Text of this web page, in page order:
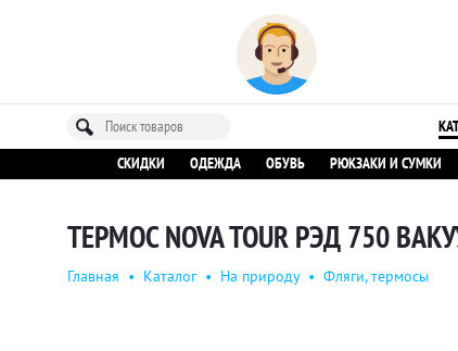
СКИДКИ
ОДЕЖДА ОБУВЬ РЮКЗАКИ И СУМКИ
ТЕРМОС NOVA TOUR РЭД 750
Главная • Каталог • На природу • Фляги, термосы